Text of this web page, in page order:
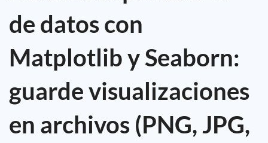
de datos con
Matplotlib y Seaborn:
guarde visualizaciones
en archivos (PNG, JPG,